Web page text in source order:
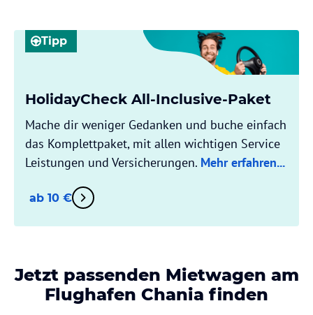
Tipp
HolidayCheck All-Inclusive-Paket
Mache dir weniger Gedanken und buche einfach
das Komplettpaket, mit allen wichtigen Service
Leistungen und Versicherungen. Mehr erfahren...
ab 10 €
Jetzt passenden Mietwagen am
Flughafen Chania finden